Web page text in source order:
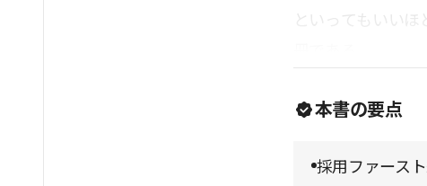
といってもいい
本書の要点
採用ファース